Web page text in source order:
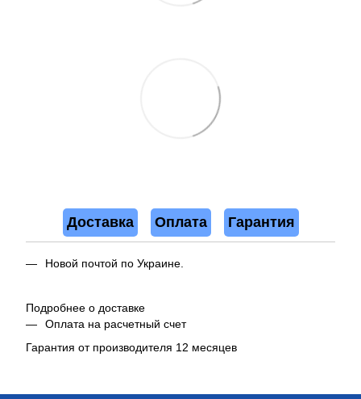
Доставка Оплата Гарантия
Новой почтой по Украине.
Подробнее о доставке
Оплата на расчетный счет
Гарантия от производителя 12 месяцев